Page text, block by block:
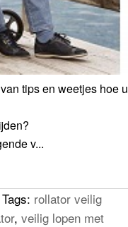
tips en weetjes hoe u
v...
Tags: rollator veilig
, veilig lopen met